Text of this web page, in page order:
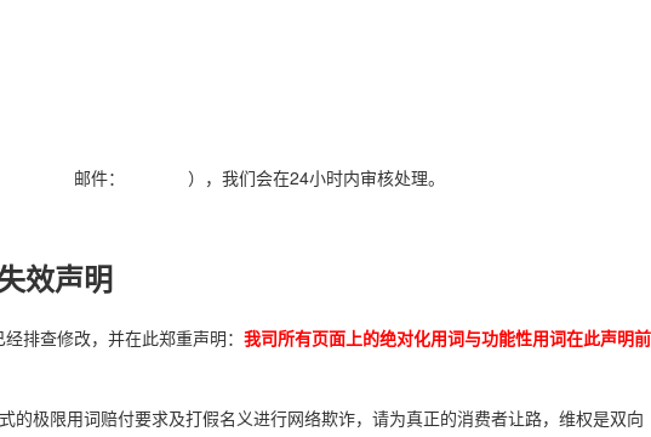
电话： 邮件： ），我们会在24小时内审核处理。
效声明
排查修改，并在此郑重声明： 我司所有页面上的绝对化用词与功能性用词在此声明前
极限用词赔付要求及打假名义进行网络欺诈，请为真正的消费者让路，维权是双向